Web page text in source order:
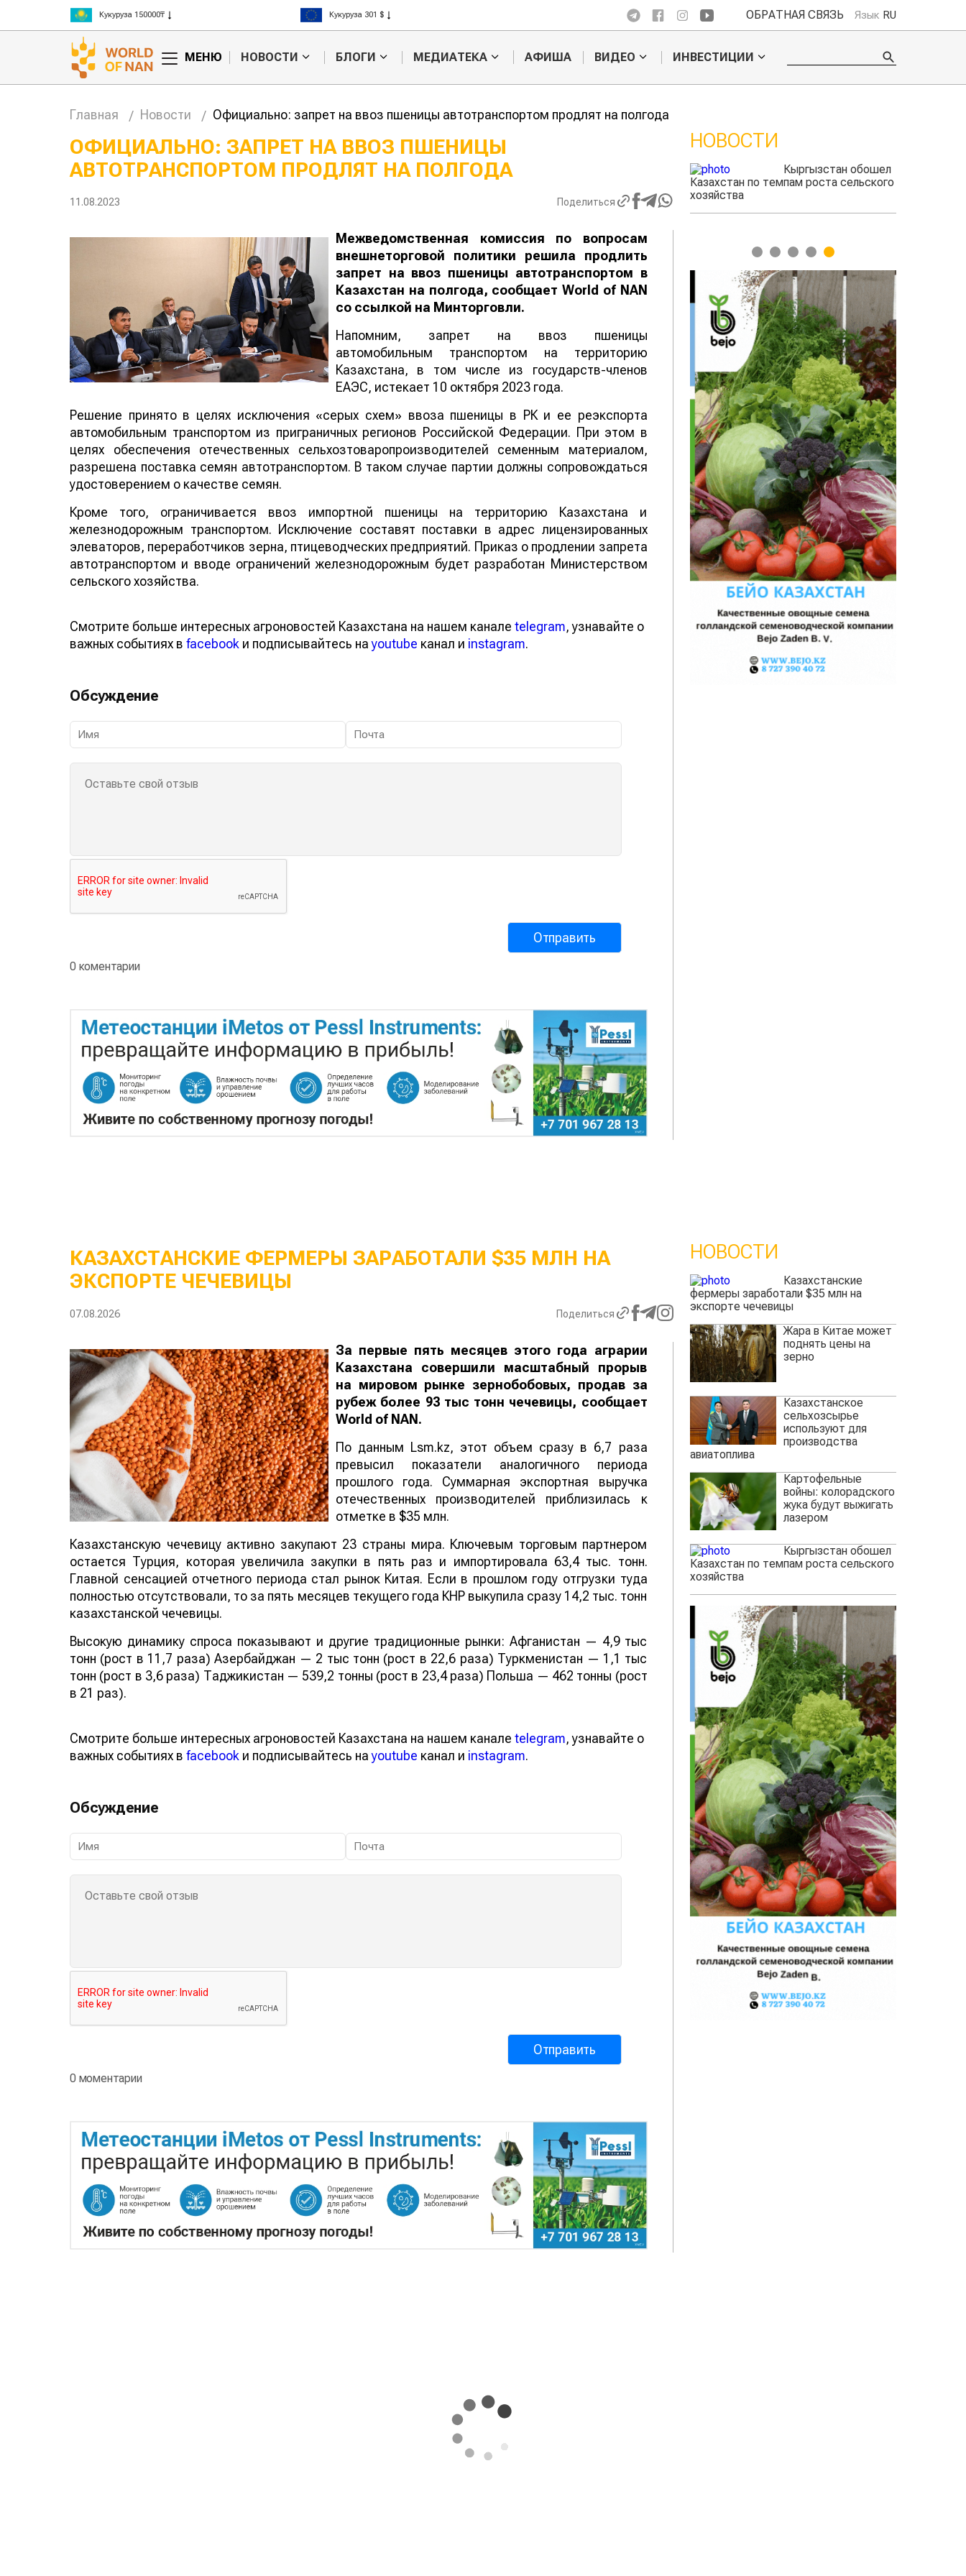
Рис 300000₸
Пшеница 3 класс 125000₸
Рис 408 $
Пшеница 423 $
ОБРАТНАЯ СВЯЗЬ Язык RU
МЕНЮ НОВОСТИ БЛОГИ МЕДИАТЕКА АФИША ВИДЕО ИНВЕСТИЦИИ
Главная Новости Официально: запрет на ввоз пшеницы автотранспортом продлят на полгода
ОФИЦИАЛЬНО: ЗАПРЕТ НА ВВОЗ ПШЕНИЦЫ
АВТОТРАНСПОРТОМ ПРОДЛЯТ НА ПОЛГОДА
11.08.2023 Поделиться
Межведомственная комиссия по вопросам
внешнеторговой политики решила продлить
запрет на ввоз пшеницы автотранспортом в
Казахстан на полгода, сообщает World of NAN
со ссылкой на Минторговли.
Напомним, запрет на ввоз пшеницы
автомобильным транспортом на территорию
Казахстана, в том числе из государств-членов
ЕАЭС, истекает 10 октября 2023 года.
Решение принято в целях исключения «серых схем» ввоза пшеницы в РК и ее реэкспорта
автомобильным транспортом из приграничных регионов Российской Федерации. При этом в
целях обеспечения отечественных сельхозтоваропроизводителей семенным материалом,
разрешена поставка семян автотранспортом. В таком случае партии должны сопровождаться
удостоверением о качестве семян.
Кроме того, ограничивается ввоз импортной пшеницы на территорию Казахстана и
железнодорожным транспортом. Исключение составят поставки в адрес лицензированных
элеваторов, переработчиков зерна, птицеводческих предприятий. Приказ о продлении запрета
автотранспортом и вводе ограничений железнодорожным будет разработан Министерством
сельского хозяйства.
Смотрите больше интересных агроновостей Казахстана на нашем канале telegram, узнавайте о
важных событиях в facebook и подписывайтесь наyoutube канал и instagram.
Обсуждение
0 коментарии
НОВОСТИ
Жара в Китае может
Казахстанское
жука будут выжигать
лазером
Кыргызстан обошел
Казахстан по темпам роста сельского
хозяйства
фермеры
1 2 3 4 5
КАЗАХСТАНСКИЕ ФЕРМЕРЫ ЗАРАБОТАЛИ $35 МЛН НА
ЭКСПОРТЕ ЧЕЧЕВИЦЫ
07.08.2026 Поделиться
За первые пять месяцев этого года аграрии
Казахстана совершили масштабный прорыв
на мировом рынке зернобобовых, продав за
рубеж более 93 тыс тонн чечевицы, сообщает
World of NAN .
По данным Lsm.kz, этот объем сразу в 6,7 раза
превысил показатели аналогичного периода
прошлого года. Суммарная экспортная выручка
отечественных производителей приблизилась к
отметке в $35 млн.
Казахстанскую чечевицу активно закупают 23 страны мира. Ключевым торговым партнером
остается Турция, которая увеличила закупки в пять раз и импортировала 63,4 тыс. тонн.
Главной сенсацией отчетного периода стал рынок Китая. Если в прошлом году отгрузки туда
полностью отсутствовали, то за пять месяцев текущего года КНР выкупила сразу 14,2 тыс. тонн
казахстанской чечевицы.
Высокую динамику спроса показывают и другие традиционные рынки: Афганистан — 4,9 тыс
тонн (рост в 11,7 раза) Азербайджан — 2 тыс тонн (рост в 22,6 раза) Туркменистан — 1,1 тыс
тонн (рост в 3,6 раза) Таджикистан — 539,2 тонны (рост в 23,4 раза) Польша — 462 тонны (рост
в 21 раз).
Смотрите больше интересных агроновостей Казахстана на нашем канале telegram, узнавайте о
важных событиях в facebook и подписывайтесь наyoutube канал и instagram.
Обсуждение
0 моментарии
НОВОСТИ
Казахстанские
фермеры заработали $35 млн на
экспорте чечевицы
Жара в Китае может
поднять цены на
зерно
Казахстанское
сельхозсырье
используют для
производства
авиатоплива
Картофельные
войны: колорадского
жука будут выжигать
лазером
Кыргызстан обошел
Казахстан по темпам роста сельского
хозяйства